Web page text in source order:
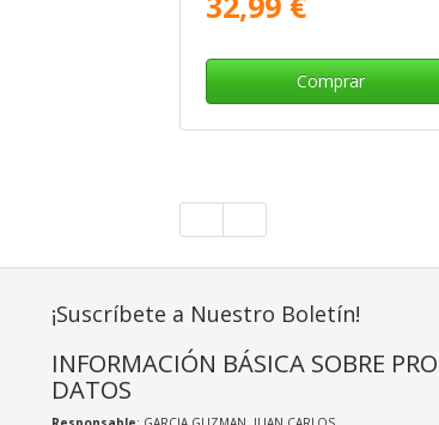
Comprar
¡Suscríbete a Nuestro Boletín!
INFORMACIÓN BÁSICA SOBRE
DATOS